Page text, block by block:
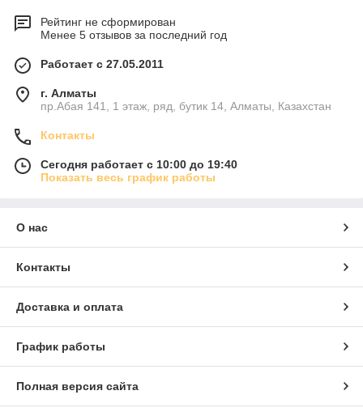
Рейтинг не сформирован
Менее 5 отзывов за последний год
Работает с 27.05.2011
г. Алматы
пр.Абая 141, 1 этаж, ряд, бутик 14, Алматы, Казахстан
Контакты
Сегодня работает с 10:00 до 19:40
Показать весь график работы
О нас
Контакты
Доставка и оплата
График работы
Полная версия сайта